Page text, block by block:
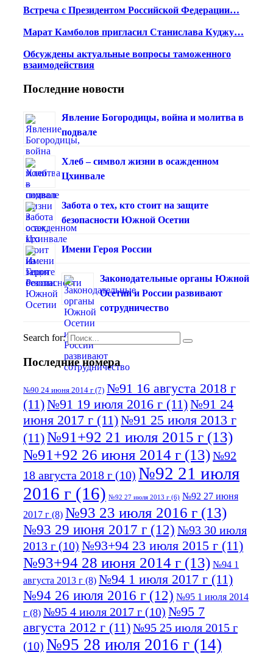
Встреча с Президентом Российской Федерации…
Марат Камболов пригласил Станислава Куджу…
Обсуждены актуальные вопросы таможенного
взаимодействия
Последние новости
Явление Богородицы, война и молитва в
подвале
Хлеб – символ жизни в осажденном
Цхинвале
Забота о тех, кто стоит на защите
безопасности Южной Осетии
Имени Героя России
Законодательные органы Южной
Осетии и России развивают
сотрудничество
Search for:
Последние номера
№90 24 июня 2014 г (7) №91 16 августа 2018 г
(11)№91 19 июля 2016 г (11)№91 24
июня 2017 г (11)№91 25 июля 2013 г
(11)№91+92 21 июля 2015 г (13)
№91+92 26 июня 2014 г (13)№92
18 августа 2018 г (10) №92 21 июля
2016 г (16) №92 27 июля 2013 г (6) №92 27 июня
2017 г (8) №93 23 июля 2016 г (13)
№93 29 июня 2017 г (12) №93 30 июля
2013 г (10) №93+94 23 июля 2015 г (11)
№93+94 28 июня 2014 г (13) №94 1
августа 2013 г (8) №94 1 июля 2017 г (11)
№94 26 июля 2016 г (12) №95 1 июля 2014
г (8) №95 4 июля 2017 г (10) №95 7
августа 2012 г (11)№95 25 июля 2015 г
(10) №95 28 июля 2016 г (14)